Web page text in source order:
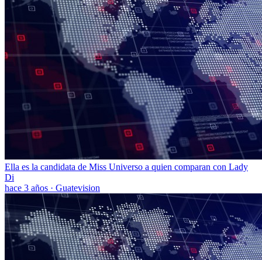
Ella es la candidata de Miss Universo a quien comparan con Lady
Di
hace 3 años · Guatevision